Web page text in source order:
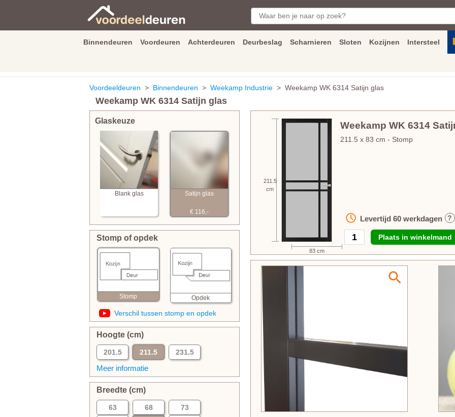
Binnendeuren Voordeuren Achterdeuren Deurbeslag Scharnieren Sloten Kozijnen Intersteel
Voordeeldeuren > Binnendeuren > Weekamp Industrie > Weekamp WK 6314 Satijn glas
Weekamp WK 6314 Satijn glas
Glaskeuze
Blank glas Satijn glas
€ 116,-
Stomp of opdek
Stomp Opdek
Verschil tussen stomp en opdek
Hoogte (cm)
201.5 211.5
231.5
Meer informatie
Breedte (cm)
63 68
73
211.5
cm
Weekamp WK 6314
211.5 x 83 cm - Stomp
Plaats in winkelmand
Levertijd 60werkdagen ?
83 cm